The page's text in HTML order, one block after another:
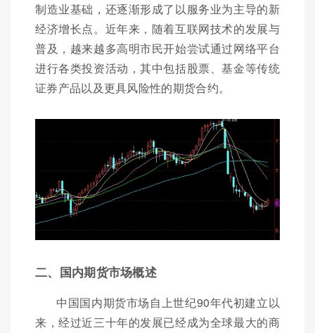
制造业基础，还逐渐形成了以服务业为主导的新
经济增长点。近年来，随着互联网技术的发展与
普及，越来越多高明市民开始尝试通过网络平台
进行各类投资活动，其中包括股票、基金等传统
证券产品以及更具风险性的期货合约。
二、国内期货市场概述
中国国内期货市场自上世纪90年代初建立以
来，经过近三十年的发展已经成为全球最大的商